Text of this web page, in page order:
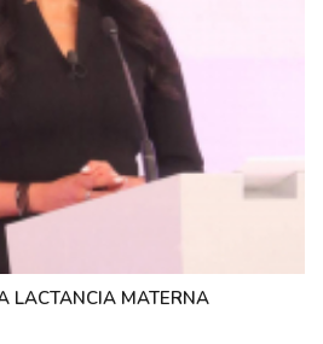
LACTANCIA MATERNA